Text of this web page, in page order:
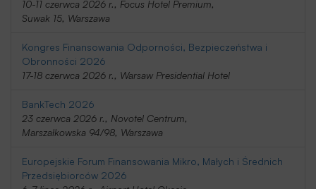
10-11 czerwca 2026 r., Focus Hotel Premium,
Suwak 15, Warszawa
Kongres Finansowania Odporności, Bezpieczeństwa i
Obronności 2026
17-18 czerwca 2026 r., Warsaw Presidential Hotel
BankTech 2026
23 czerwca 2026 r., Novotel Centrum,
Marszałkowska 94/98, Warszawa
Europejskie Forum Finansowania Mikro, Małych i Średnich
Przedsiębiorców 2026